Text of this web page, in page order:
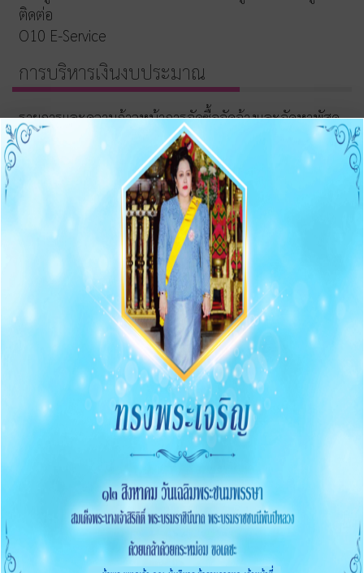
ติดต่อ
O10 E-Service
การบริหารเงินงบประมาณ
รายการและความก้าวหน้าการจัดซื้อจัดจ้างและจัดหาพัสดุ
ประกาศต่างๆ เกี่ยวกับการจัดซื้อจัดจ้าง/จัดหาพัสดุ
ความก้าวหน้าการจัดซื้อจัดจ้าง/จัดหาพัสดุ
O11 สรุปผลการจัดซื้อจัดจ้าง/จัดหาพัสดุรายเดือน
O12 รายงานสรุปผลการจัดซื้อจัดจ้าง/จัดหาพัสดุประจำปี
การบริหารและพัฒนาทรัพยากรบุคคล
O13 แผนบริหารและพัฒนาทรัพยากรบุคคล
การดำเนินการตามนโยบายบริหารทรัพยากรบุคคล
หลักเกณฑ์การบริหารและพัฒนาทรัพยากรบุคคล
O14 รายงานผลการบริหารและทรัพยากรบุคคลประจำปี
O15 ประมวลจริยธรรมและขับเคลื่อนจริยธรรม
การขับเคลื่อนจริยธรรม
การส่งเสริมความโปร่งใส
O16 แนวปฏิบัติการจัดการเรื่องร้องเรียนการทุจริตและ
ประพฤติมิชอบ
O17 ช่องทางแจ้งเรื่องร้องเรียนการทุจริต
O18 ข้อมูลสถิติเรื่องร้องเรียนการทุจริตประจำปี
O19 การเปิดโอกาสให้มีส่วนร่วม